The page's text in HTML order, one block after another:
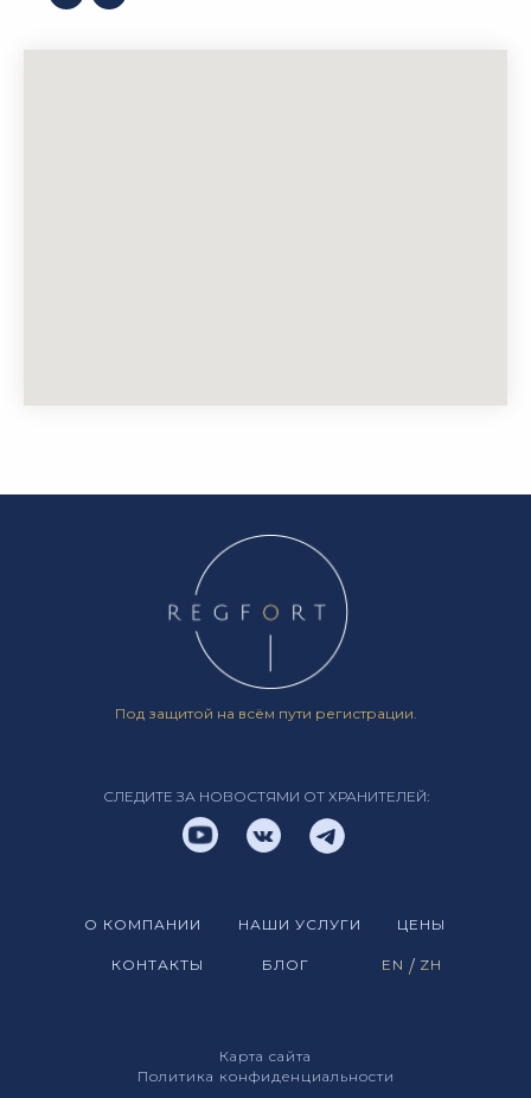
СЛЕДИТЕ ЗА НОВОСТЯМИ ОТ ХРАНИТЕЛЕЙ:
О КОМПАНИИ
Под защитой на всём пути регистрации.
Политика конфиденциальности
НАШИ УСЛУГИ ЦЕНЫ
БЛОГ
КОНТАКТЫ EN ZH
/
Карта сайта